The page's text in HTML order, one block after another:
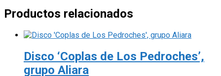
Productos relacionados
Disco ‘Coplas de Los Pedroches’,
grupo Aliara